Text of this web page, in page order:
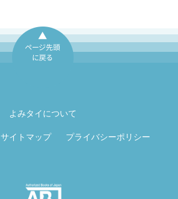
よみタイについて
サイトマップ プライバシーポリシー